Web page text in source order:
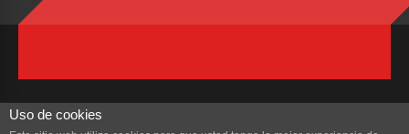
Uso de cookies